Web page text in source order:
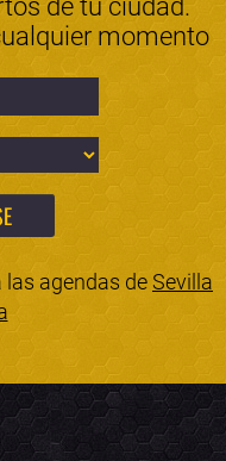
de tu ciudad.
momento
agendas deSevilla